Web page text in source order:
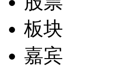
板块
嘉宾